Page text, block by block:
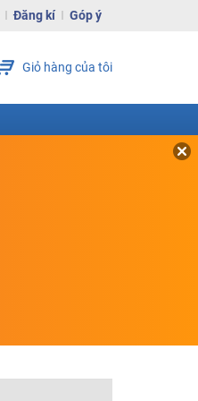
Đăng kí Góp ý
Giỏ hàng của tôi